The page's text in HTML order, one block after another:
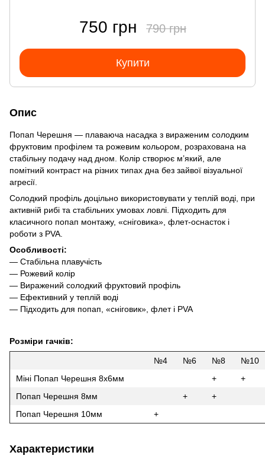
750 грн 790 грн
Купити
Опис
Попап Черешня — плаваюча насадка з вираженим солодким
фруктовим профілем та рожевим кольором, розрахована на
стабільну подачу над дном. Колір створює м’який, але
помітний контраст на різних типах дна без зайвої візуальної
агресії.
Солодкий профіль доцільно використовувати у теплій воді, при
активній рибі та стабільних умовах ловлі. Підходить для
класичного попап монтажу, «сніговика», флет-оснасток і
роботи з PVA.
Особливості:
— Стабільна плавучість
— Рожевий колір
— Виражений солодкий фруктовий профіль
— Ефективний у теплій воді
— Підходить для попап, «сніговик», флет і PVA
Розміри гачків:
№4 №6 №8
№10
Міні Попап Черешня 8x6мм
+
+
Попап Черешня 8мм
+
+
Попап Черешня 10мм
+
Характеристики